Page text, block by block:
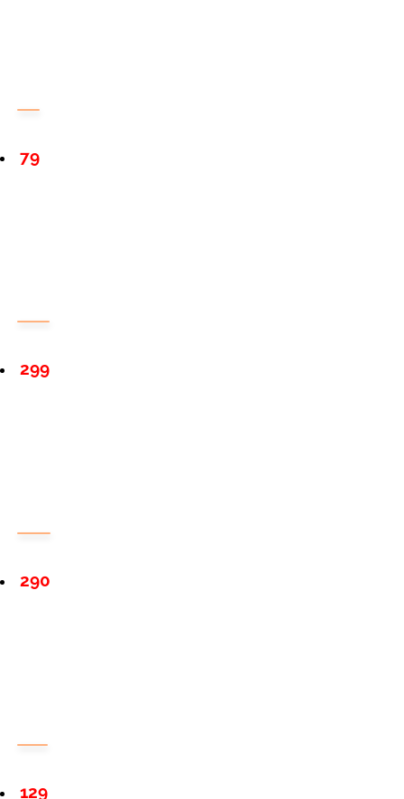
79
299
290
129